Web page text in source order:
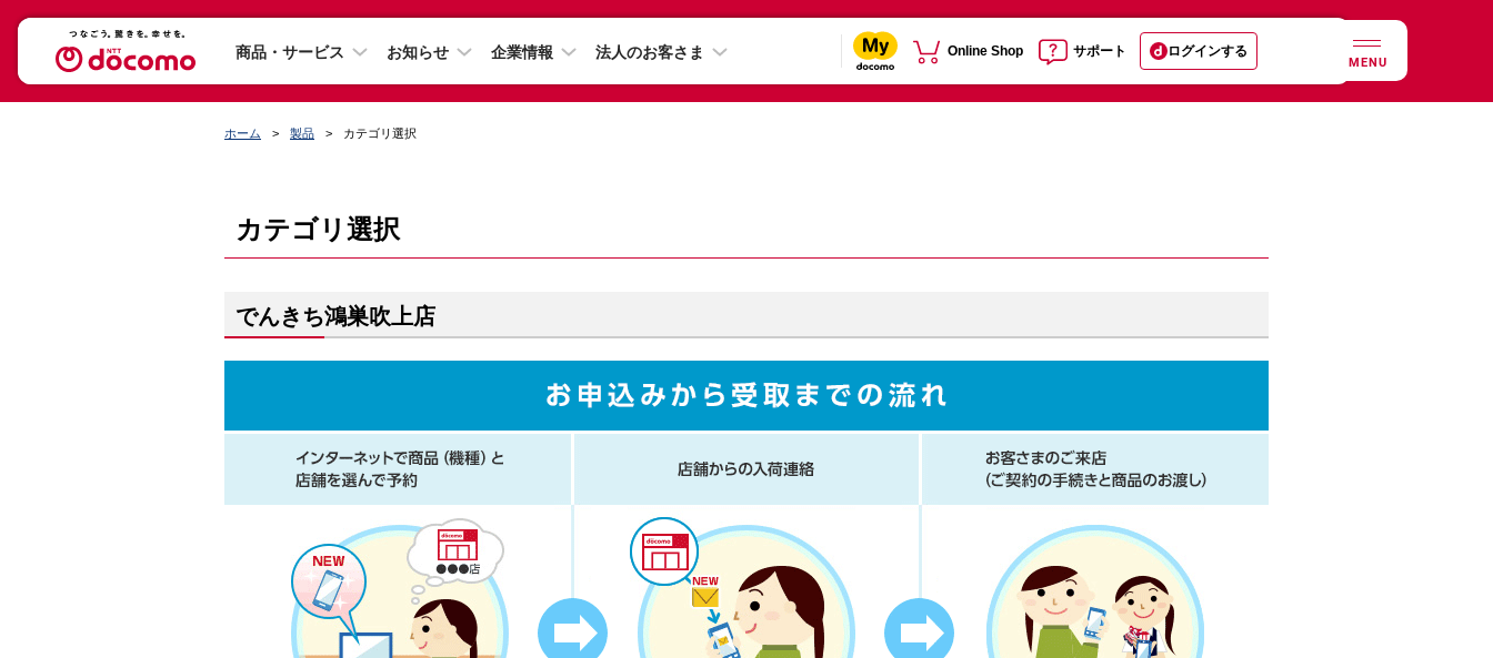
商品・サービス お知らせ 企業情報 法人のお客さま Online Shop サポート ログインする
MENU
ホーム 製品 カテゴリ選択
カテゴリ選択
でんきち鴻巣吹上店